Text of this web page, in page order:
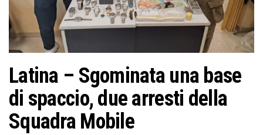
o
n
e
Latina – Sgominata una base
di spaccio, due arresti della
Squadra Mobile